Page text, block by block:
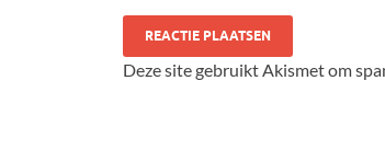
Deze site gebruikt Akismet om